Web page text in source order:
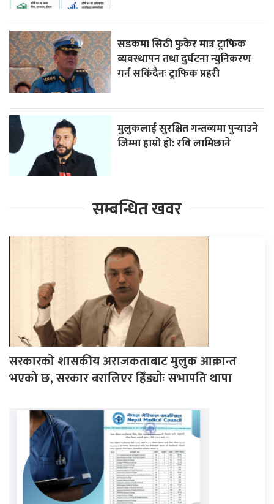
सडकमा सिठी फुकेर मात्र ट्राफिक
व्यवस्थापन तथा दुर्घटना न्युनिकरण
गर्न सकिँदैनः ट्राफिक प्रहरी
मुलुकलाई सुरक्षित गन्तव्यमा पुर्‍याउने
जिम्मा हाम्रो हो: रवि लामिछाने
सम्बन्धित खवर
सरकारको शासकीय अराजकताबाट मुलुक आक्रान्त
भएको छ, सरकार बरालिएर हिँड्याेः सभापति थापा